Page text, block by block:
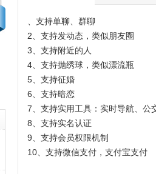
、支持单聊、群聊
2、支持发动态，类似朋友圈
3、支持附近的人
4、支持抛绣球，类似漂流瓶
5、支持征婚
6、支持暗恋
7、支持实用工具：实时导航、公
8、支持实名认证
9、支持会员权限机制
10、支持微信支付，支付宝支付